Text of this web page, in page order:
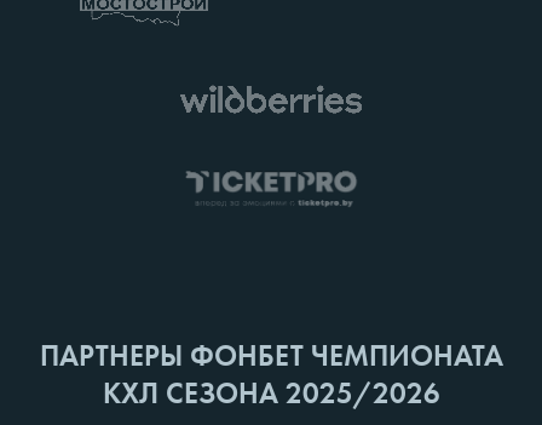
ПАРТНЕРЫ ФОНБЕТ ЧЕМПИОНАТА
КХЛ СЕЗОНА 2025/2026